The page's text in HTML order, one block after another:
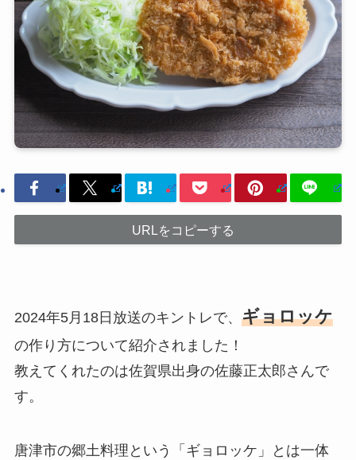
URLをコピーする
2024年5月18日放送のキントレで、 ギョロッケ
の作り方について紹介されました！
教えてくれたのは佐賀県出身の佐藤正太郎さんで
す。
唐津市の郷土料理という「ギョロッケ」とは一体